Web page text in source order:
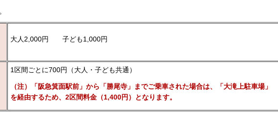
大人2,000円 子ども1,000円
1区間ごとに700円（大人・子ども共通）
（注）「阪急箕面駅前」から「勝尾寺」までご乗車された場合は、「大滝上駐車場」
を経由するため、2区間料金（1,400円）となります。